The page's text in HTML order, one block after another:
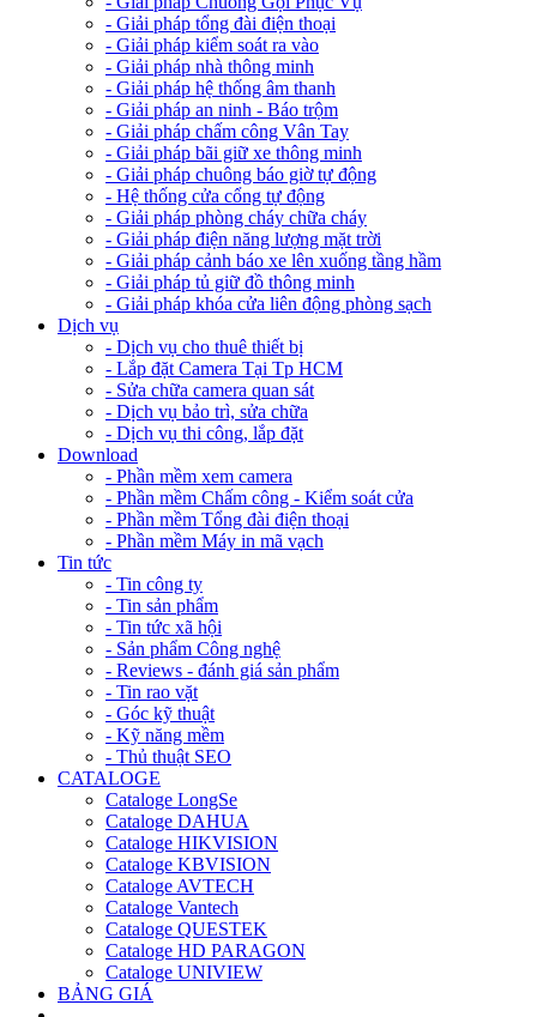
- Giải pháp tổng đài điện thoại
- Giải pháp kiểm soát ra vào
- Giải pháp nhà thông minh
- Giải pháp hệ thống âm thanh
- Giải pháp an ninh - Báo trộm
- Giải pháp chấm công Vân Tay
- Giải pháp bãi giữ xe thông minh
- Giải pháp chuông báo giờ tự động
- Hệ thống cửa cổng tự động
- Giải pháp phòng cháy chữa cháy
- Giải pháp điện năng lượng mặt trời
- Giải pháp cảnh báo xe lên xuống tầng hầm
- Giải pháp tủ giữ đồ thông minh
- Giải pháp khóa cửa liên động phòng sạch
Dịch vụ
- Dịch vụ cho thuê thiết bị
- Lắp đặt Camera Tại Tp HCM
- Sửa chữa camera quan sát
- Dịch vụ bảo trì, sửa chữa
- Dịch vụ thi công, lắp đặt
Download
- Phần mềm xem camera
- Phần mềm Chấm công - Kiểm soát cửa
- Phần mềm Tổng đài điện thoại
- Phần mềm Máy in mã vạch
Tin tức
- Tin công ty
- Tin sản phẩm
- Tin tức xã hội
- Sản phẩm Công nghệ
- Reviews - đánh giá sản phẩm
- Tin rao vặt
- Góc kỹ thuật
- Kỹ năng mềm
- Thủ thuật SEO
CATALOGE
Cataloge LongSe
Cataloge DAHUA
Cataloge HIKVISION
Cataloge KBVISION
Cataloge AVTECH
Cataloge Vantech
Cataloge QUESTEK
Cataloge HD PARAGON
Cataloge UNIVIEW
BẢNG GIÁ